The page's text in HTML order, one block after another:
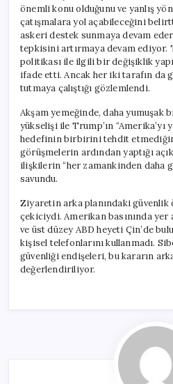
önemli konu olduğunu ve yanlış
çatışmalara yol açabileceğini
askeri destek sunmaya devam
tepkisini artırmaya devam ediyor.
politikası ile ilgili bir değişiklik
ifade etti. Ancak her iki tarafın da
tutmaya çalıştığı gözlemlendi.
Akşam yemeğinde, daha yumuşak
yükselişi ile Trump’ın “Amerika’yı
hedefinin birbirini tehdit
görüşmelerin ardından yaptığı
ilişkilerin “her zamankinden daha
savundu.
Ziyaretin arka planındaki
çekiciydi. Amerikan basınında
ve üst düzey ABD heyeti Çin’de
kişisel telefonlarını kullanmadı.
güvenliği endişeleri, bu kararın
değerlendiriliyor.